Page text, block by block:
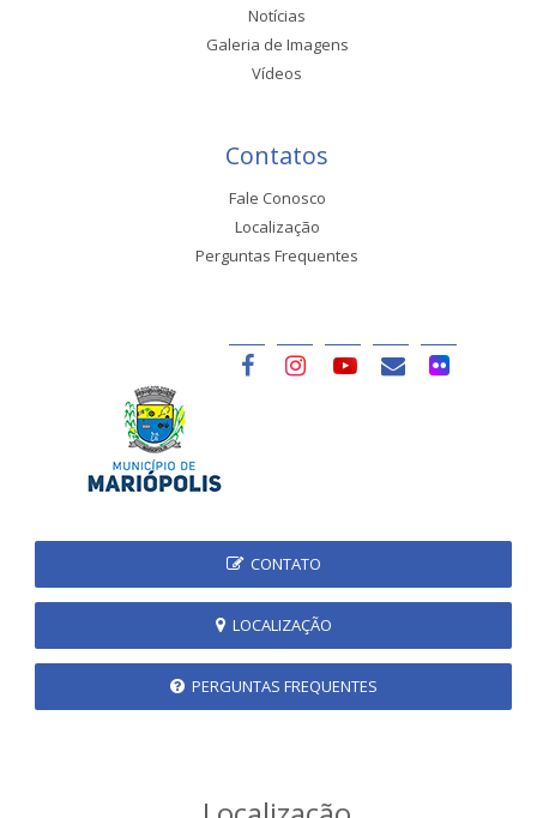
Notícias
Galeria de Imagens
Vídeos
Contatos
Fale Conosco
Localização
Perguntas Frequentes
CONTATO
LOCALIZAÇÃO
PERGUNTAS FREQUENTES